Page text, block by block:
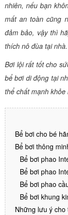
nhiên, nếu bạn
mất an toàn cũng
đảm bảo, vậy thì
thích nô đùa tại nhà.
Bơi lội rất tốt cho
bể bơi di động tại
thể chất mạnh
Bể bơi cho bé
Bể bơi thông
Bể bơi phao
Bể bơi phao
Bể bơi phao
Bể bơi khung
Những lưu ý